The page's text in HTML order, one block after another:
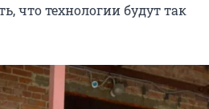
что технологии будут так